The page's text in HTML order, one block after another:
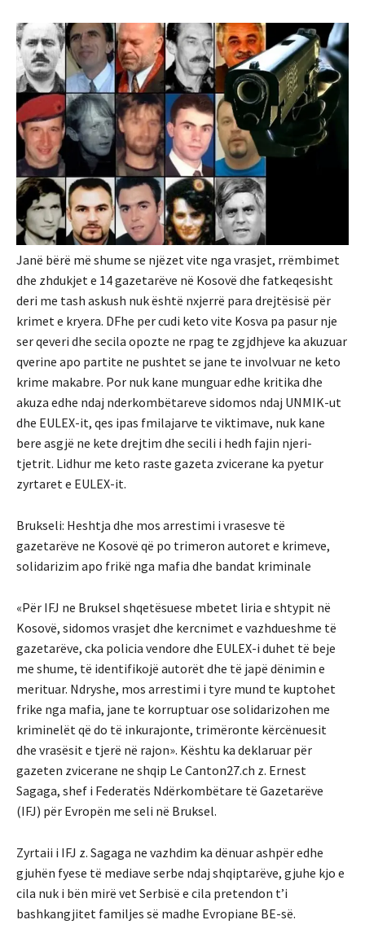
Janë bërë më shume se njëzet vite nga vrasjet, rrëmbimet
dhe zhdukjet e 14 gazetarëve në Kosovë dhe fatkeqesisht
deri me tash askush nuk është nxjerrë para drejtësisë për
krimet e kryera. DFhe per cudi keto vite Kosva pa pasur nje
ser qeveri dhe secila opozte ne rpag te zgjdhjeve ka akuzuar
qverine apo partite ne pushtet se jane te involvuar ne keto
krime makabre. Por nuk kane munguar edhe kritika dhe
akuza edhe ndaj nderkombëtareve sidomos ndaj UNMIK-ut
dhe EULEX-it, qes ipas fmilajarve te viktimave, nuk kane
bere asgjë ne kete drejtim dhe secili i hedh fajin njeri-
tjetrit. Lidhur me keto raste gazeta zvicerane ka pyetur
zyrtaret e EULEX-it.
Brukseli: Heshtja dhe mos arrestimi i vrasesve të
gazetarëve ne Kosovë që po trimeron autoret e krimeve,
solidarizim apo frikë nga mafia dhe bandat kriminale
«Për IFJ ne Bruksel shqetësuese mbetet liria e shtypit në
Kosovë, sidomos vrasjet dhe kercnimet e vazhdueshme të
gazetarëve, cka policia vendore dhe EULEX-i duhet të beje
me shume, të identifikojë autorët dhe të japë dënimin e
merituar. Ndryshe, mos arrestimi i tyre mund te kuptohet
frike nga mafia, jane te korruptuar ose solidarizohen me
kriminelët që do të inkurajonte, trimëronte kërcënuesit
dhe vrasësit e tjerë në rajon». Kështu ka deklaruar për
gazeten zvicerane ne shqip Le Canton27.ch z. Ernest
Sagaga, shef i Federatës Ndërkombëtare të Gazetarëve
(IFJ) për Evropën me seli në Bruksel.
Zyrtaii i IFJ z. Sagaga ne vazhdim ka dënuar ashpër edhe
gjuhën fyese të mediave serbe ndaj shqiptarëve, gjuhe kjo e
cila nuk i bën mirë vet Serbisë e cila pretendon t’i
bashkangjitet familjes së madhe Evropiane BE-së.